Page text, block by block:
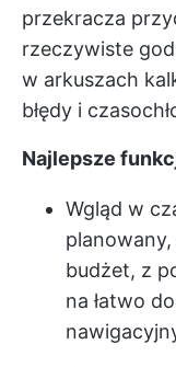
przekracza
rzeczywiste
w arkuszach
błędy i
Najlepsze
Wgląd w
budżet, z
na łatwo